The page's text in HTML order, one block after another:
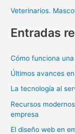
Veterinarios.
Entradas
Cómo funciona
Últimos avances
La tecnología al
Recursos
empresa
El diseño web en